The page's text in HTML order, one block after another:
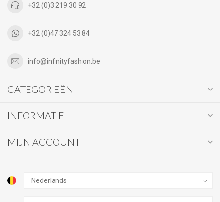
+32 (0)3 219 30 92
+32 (0)47 324 53 84
info@infinityfashion.be
CATEGORIEËN
INFORMATIE
MIJN ACCOUNT